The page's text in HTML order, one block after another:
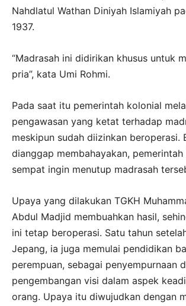
Nahdlatul Wathan Diniyah Islamiyah
1937.
“Madrasah ini didirikan khusus untuk
pria”, kata Umi Rohmi.
Pada saat itu pemerintah kolonial
pengawasan yang ketat terhadap
meskipun sudah diizinkan beroperasi.
dianggap membahayakan,
sempat ingin menutup madrasah
Upaya yang dilakukan TGKH
Abdul Madjid membuahkan hasil,
ini tetap beroperasi. Satu tahun
Jepang, ia juga memulai pendidikan
perempuan, sebagai penyempurnaan
pengembangan visi dalam aspek
orang. Upaya itu diwujudkan dengan